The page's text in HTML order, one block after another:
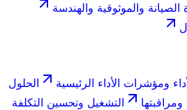
الصيانة والموثوقية والهندسة
ومؤشرات الأداء الرئيسية
الحلول
التشغيل وتحسين التكلفة